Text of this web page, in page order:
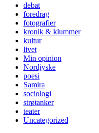
debat
foredrag
fotografier
kronik & klummer
kultur
livet
Min opinion
Nordjyske
poesi
Samira
sociologi
strøtanker
teater
Uncategorized